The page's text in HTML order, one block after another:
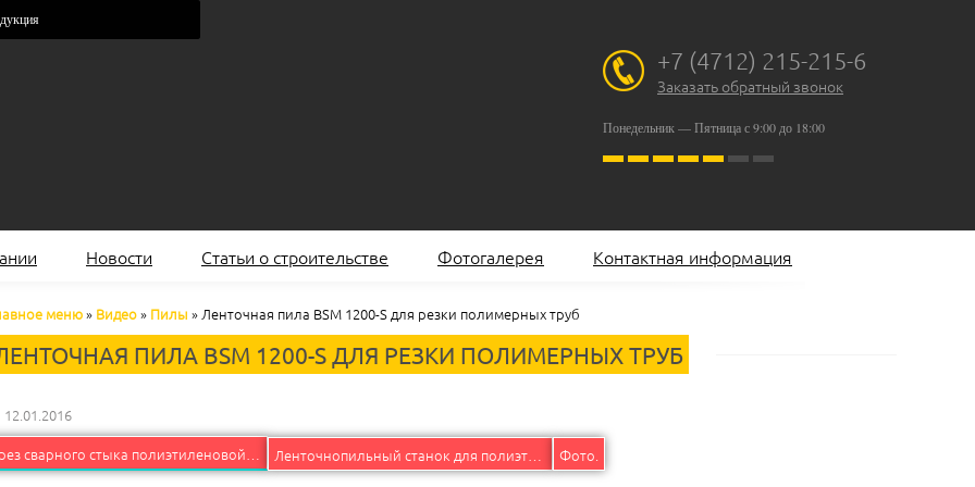
+7 (4712) 215-215-6
Заказать обратный звонок
Понедельник — Пятница с 9:00 до 18:00
Новости Статьи о строительстве Фотогалерея Контактная информация
меню» Видео» Пилы »Ленточная пила BSM 1200-S для резки полимерных труб
ПИЛА BSM 1200-S ДЛЯ РЕЗКИ ПОЛИМЕРНЫХ ТРУБ
12.01.2016
Срез сварного стыка полиэтиленовой трубы ПЭ100 для водоснабжения.
Ленточнопильный станок для полиэтиленовых/пластиковых труб ЛПО 800S. Фото.